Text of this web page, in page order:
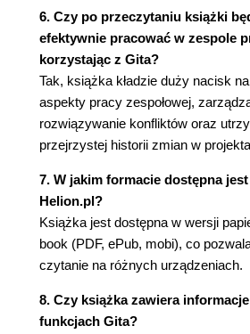
Visual Studio
Szczegóły, szczególiki
GitHub Desktop
Wyślijmy to w końcu
Visual Studio
Konflikty scalania
Scalanie w wierszu
Prawdziwe scalanie
Unikanie konfliktów
Podsumowanie
Wyzwanie
Rozwiązanie
sklonuj je do dwóch
6. Czy po przeczytaniu książki
efektywnie pracować w zespole
korzystając z Gita?
Tak, książka kładzie duży nacisk
aspekty pracy zespołowej,
rozwiązywanie konfliktów oraz
przejrzystej historii zmian w
7. W jakim formacie dostępna
Helion.pl?
Książka jest dostępna w wersji
book (PDF, ePub, mobi), co
czytanie na różnych urządzeniach.
8. Czy książka zawiera
funkcjach Gita?